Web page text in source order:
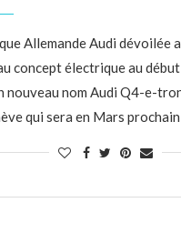
Allemande Audi dévoilée
concept électrique au
nouveau nom Audi Q4-e-
qui sera en Mars